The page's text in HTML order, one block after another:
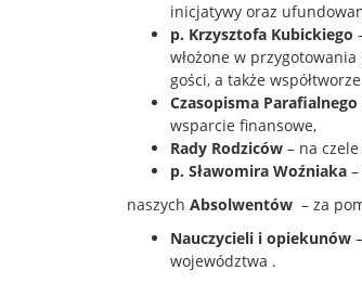
inicjatywy oraz
p. Krzysztofa Kubickiego
włożone w
gości, a także
Czasopisma Parafialnego
wsparcie finansowe,
Rady Rodziców – na
p. Sławomira Woźniaka
naszych Absolwentów – za
Nauczycieli i opiekunów
województwa .